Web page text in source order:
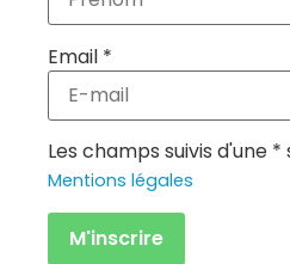
Email *
Les champs suivis d'une
Mentions légales